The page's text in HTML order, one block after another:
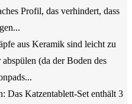
Profil, das verhindert, dass
aus Keramik sind leicht zu
(da der Boden des
Das Katzentablett-Set enthält 3